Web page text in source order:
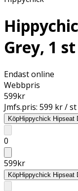
Grey, 1 st
Endast online
Webbpris
599kr
Jmfs.pris: 599 kr / st
KöpHippychick Hipseat
0
599kr
KöpHippychick Hipseat